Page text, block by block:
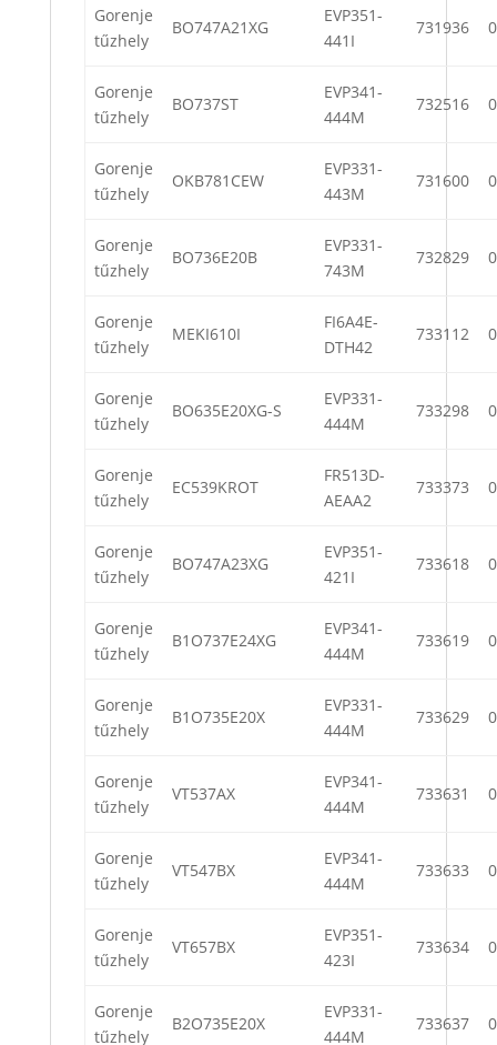
Gorenje
tűzhely
BO747A21XG
EVP351-
441I
731936
Gorenje
tűzhely
BO737ST
EVP341-
444M
732516
Gorenje
tűzhely
OKB781CEW
EVP331-
443M
731600
Gorenje
tűzhely
BO736E20B
EVP331-
743M
732829
Gorenje
tűzhely
MEKI610I
FI6A4E-
DTH42
733112
Gorenje
tűzhely
BO635E20XG-S
EVP331-
444M
733298
Gorenje
tűzhely
EC539KROT
FR513D-
AEAA2
733373
Gorenje
tűzhely
BO747A23XG
EVP351-
421I
733618
Gorenje
tűzhely
B1O737E24XG
EVP341-
444M
733619
Gorenje
tűzhely
B1O735E20X
EVP331-
444M
733629
Gorenje
tűzhely
VT537AX
EVP341-
444M
733631
Gorenje
tűzhely
VT547BX
EVP341-
444M
733633
Gorenje
tűzhely
VT657BX
EVP351-
423I
733634
Gorenje
tűzhely
B2O735E20X
EVP331-
444M
733637